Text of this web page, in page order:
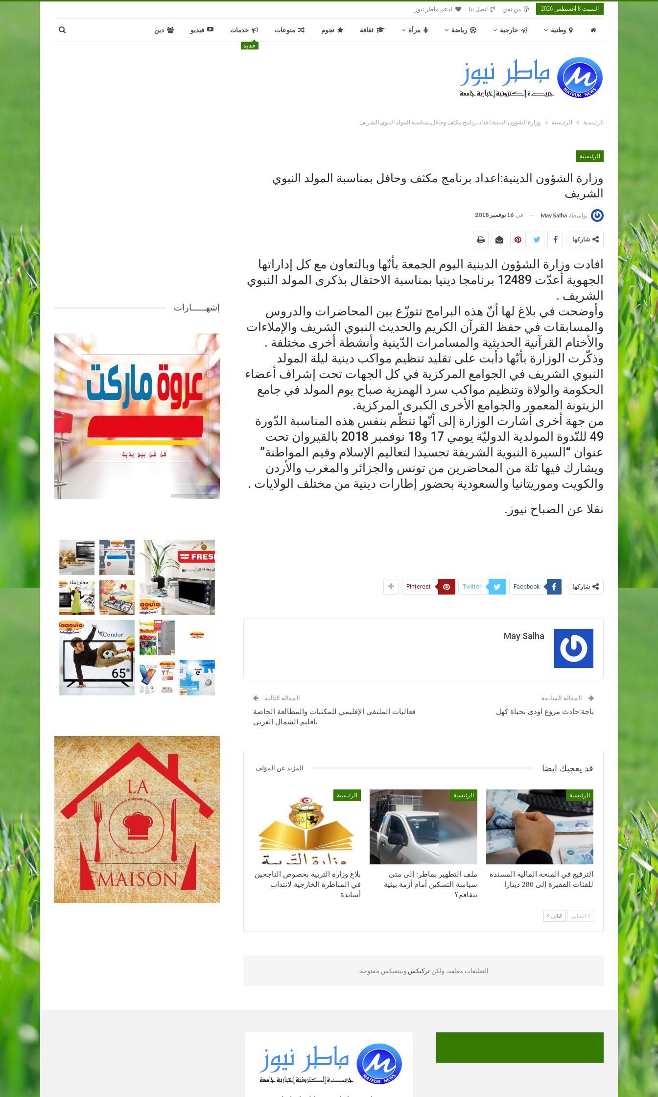
السبت 8 أغسطس 2026 من نحن اتصل بنا لدعم ماطر نيوز
وطنية خارجية رياضة مرأة ثقافة نجوم منوعات خدمات
جديد
فيديو دين
الرئيسية الرئيسية وزارة الشؤون الدينية:اعداد برنامج مكثف وحافل بمناسبة المولد النبوي الشريف
الرئيسية
وزارة الشؤون الدينية:اعداد برنامج مكثف وحافل بمناسبة المولد النبوي
الشريف
بواسطة May Salha في 16 نوفمبر 2018
شاركها
افادت وزارة الشؤون الدينية اليوم الجمعة بأنّها وبالتعاون مع كل إداراتها
الجهوية أعدّت 12489 برنامجا دينيا بمناسبة الاحتفال بذكرى المولد النبوي
الشريف .
وأوضحت في بلاغ لها أنّ هذه البرامج تتوزّع بين المحاضرات والدروس
والمسابقات في حفظ القرآن الكريم والحديث النبوي الشريف والإملاءات
والأختام القرآنية الحديثية والمسامرات الدّينية وأنشطة أخرى مختلفة .
وذكّرت الوزارة بأنّها دأبت على تقليد تنظيم مواكب دينية ليلة المولد
النبوي الشريف في الجوامع المركزية في كل الجهات تحت إشراف أعضاء
الحكومة والولاة وتنظيم مواكب سرد الهمزية صباح يوم المولد في جامع
الزيتونة المعمور والجوامع الأخرى الكبرى المركزية.
من جهة أخرى أشارت الوزارة إلى أنّها تنظّم بنفس هذه المناسبة الدّورة
49 للنّدوة المولدية الدوليّة يومي 17 و18 نوفمبر 2018 بالقيروان تحت
عنوان “السيرة النبوية الشريفة تجسيدا لتعاليم الإسلام وقيم المواطنة”
ويشارك فيها ثلة من المحاضرين من تونس والجزائر والمغرب والأردن
والكويت وموريتانيا والسعودية بحضور إطارات دينية من مختلف الولايات .
نقلا عن الصباح نيوز.
شاركها Facebook
Twitter
Pinterest
May Salha
المقالة السابقة
باجة:حادث مروع اودى بحياة كهل
المقالة التالية
فعاليات الملتقى الإقليمي للمكتبات والمطالعة الخاصة
باقليم الشمال الغربي
قد يعجبك ايضا المزيد عن المؤلف
الرئيسية
الترفيع في المنحة المالية المسندة
للفئات الفقيرة إلى 280 دينارا
الرئيسية
ملف التطهير بماطر: إلى متى
سياسة التسكين أمام أزمة بيئية
تتفاقم؟
الرئيسية
بلاغ وزارة التربية بخصوص الناجحين
في المناظرة الخارجية لانتداب
أساتذة
السابق التالي
التعليقات مغلقة، ولكن تركبكس وبينغبكس مفتوحة.
إشهــــــارات